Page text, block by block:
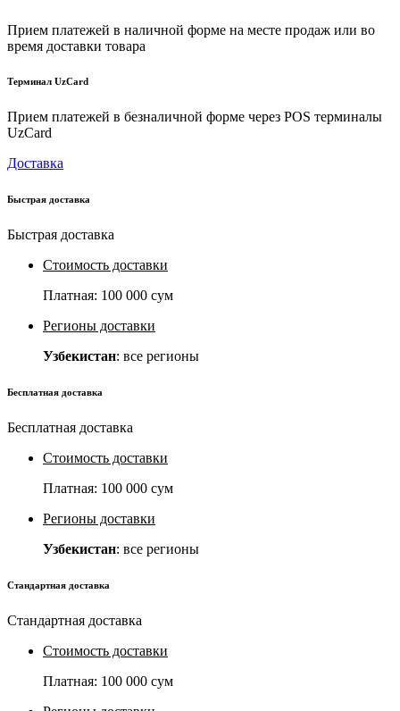
Прием платежей в наличной форме на месте продаж или во
время доставки товара
Терминал UzCard
Прием платежей в безналичной форме через POS терминалы
UzCard
Доставка
Быстрая доставка
Быстрая доставка
Стоимость доставки
Платная: 100 000 сум
Регионы доставки
Узбекистан: все регионы
Бесплатная доставка
Бесплатная доставка
Стоимость доставки
Платная: 100 000 сум
Регионы доставки
Узбекистан: все регионы
Стандартная доставка
Стандартная доставка
Стоимость доставки
Платная: 100 000 сум